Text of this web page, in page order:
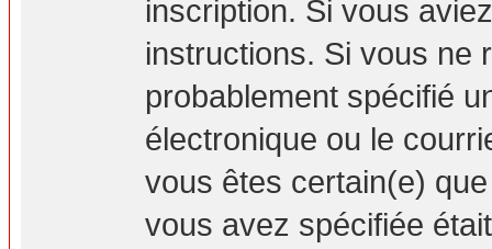
inscription. Si vous
instructions. Si vous ne
probablement spécifié
électronique ou le
vous êtes certain(e)
vous avez spécifiée